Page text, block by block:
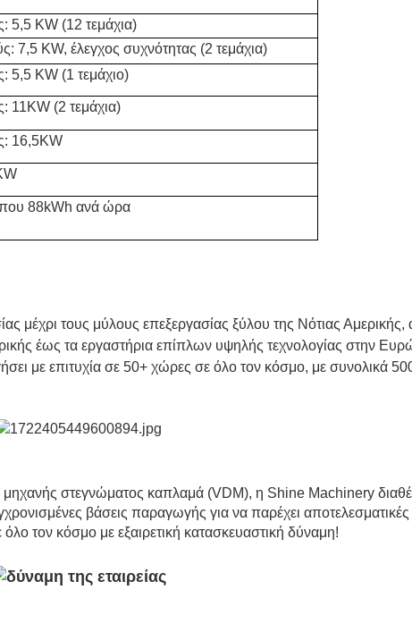
5,5 KW (12 τεμάχια)
7,5 KW, έλεγχος συχνότητας (2 τεμάχια)
5,5 KW (1 τεμάχιο)
11KW (2 τεμάχια)
16,5KW
88kWh ανά ώρα
μέχρι τους μύλους επεξεργασίας ξύλου της Νότιας Αμερικής,
έως τα εργαστήρια επίπλων υψηλής τεχνολογίας στην
με επιτυχία σε 50+ χώρες σε όλο τον κόσμο, με συνολικά
στεγνώματος καπλαμά (VDM), η Shine Machinery
βάσεις παραγωγής για να παρέχει αποτελεσματικές
τον κόσμο με εξαιρετική κατασκευαστική δύναμη!